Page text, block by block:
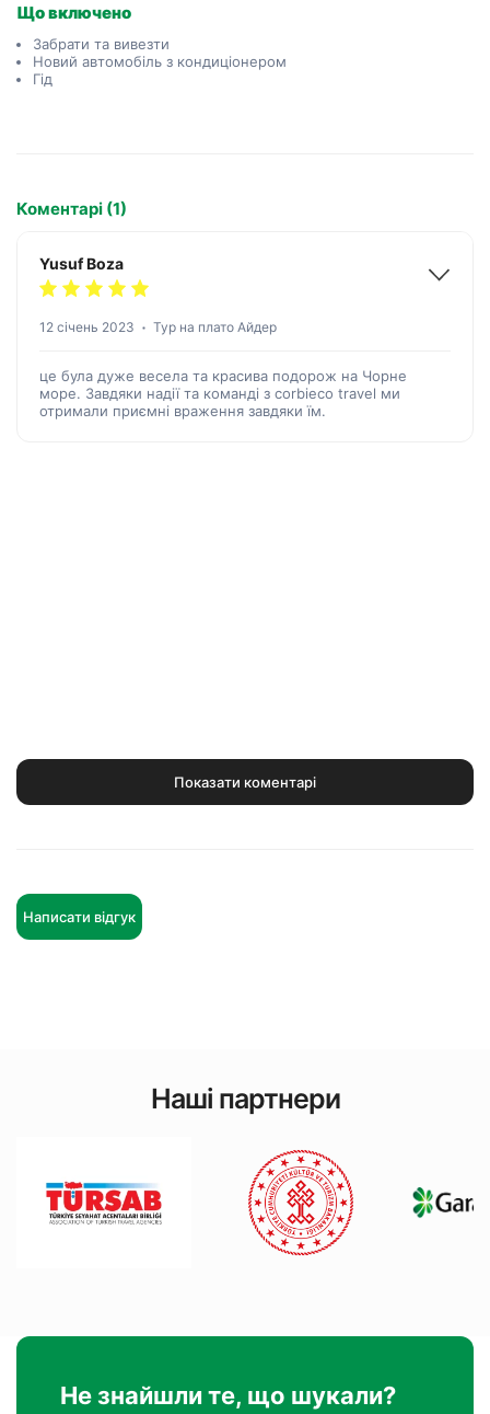
Що включено
Забрати та вивезти
Новий автомобіль з кондиціонером
Гід
Коментарі (1)
Yusuf Boza
12 січень 2023 Тур на плато Айдер
це була дуже весела та красива подорож на Чорне
море. Завдяки надії та команді з corbieco travel ми
отримали приємні враження завдяки їм.
Показати коментарі
Написати відгук
Наші партнери
Не знайшли те, що шукали?